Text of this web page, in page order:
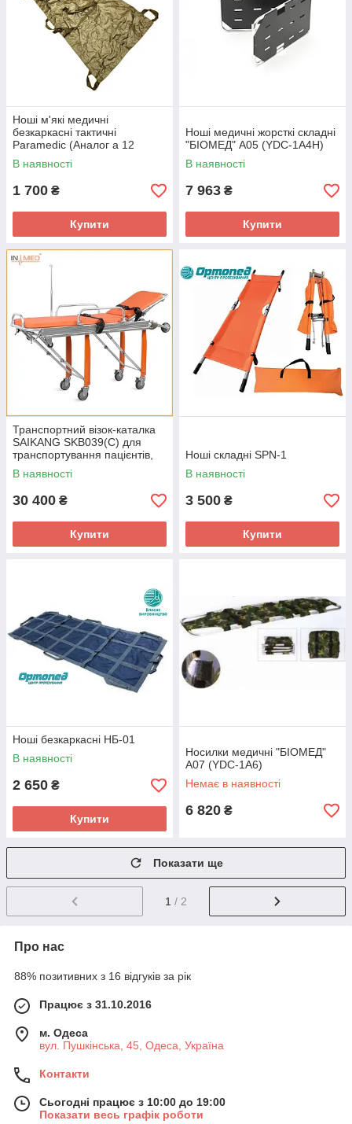
Ноші м'які медичні
безкаркасні тактичні
Paramedic (Аналог а 12
Біомед)
В наявності
1 700 ₴
Купити
Ноші медичні жорсткі складні
"БІОМЕД" А05 (YDC-1А4Н)
В наявності
7 963 ₴
Купити
Транспортний візок-каталка
SAIKANG SKB039(C) для
транспортування пацієнтів,
Каталка для швидкої
допомоги, Візок евакуаційний
В наявності
30 400 ₴
Купити
Ноші складні SPN-1
В наявності
3 500 ₴
Купити
Ноші безкаркасні НБ-01
В наявності
2 650 ₴
Купити
Носилки медичні "БІОМЕД"
А07 (YDC-1A6)
Немає в наявності
6 820 ₴
Показати ще
1 / 2
Про нас
88% позитивних з 16 відгуків за рік
Працює з 31.10.2016
м. Одеса
вул. Пушкінська, 45, Одеса, Україна
Контакти
Сьогодні працює з 10:00 до 19:00
Показати весь графік роботи